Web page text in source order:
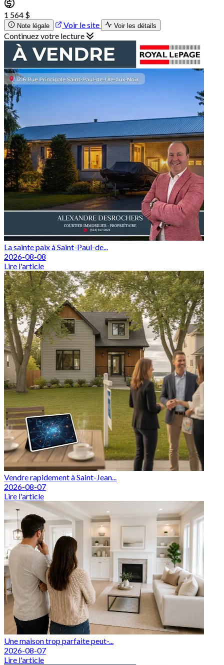
1 564 $
Note légale Voir le site Voir les détails
Continuez votre lecture
La sainte paix à Saint-Paul-de...
2026-08-08
Lire l'article
Vendre rapidement à Saint-Jean...
2026-08-07
Lire l'article
Une maison trop parfaite peut-...
2026-08-07
Lire l'article